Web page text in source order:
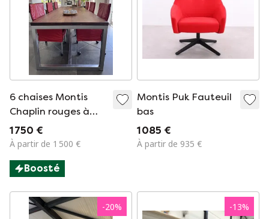
6 chaises Montis
Chaplin rouges à
roulettes
1 750 €
À partir de 1 500 €
Boosté
Montis Puk Fauteuil
bas
1 085 €
À partir de 935 €
-20% -13%